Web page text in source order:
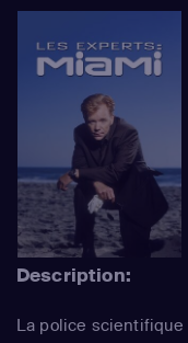
Description:
La police scientifique